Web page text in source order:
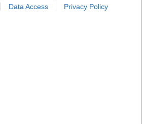
Data Access Privacy Policy